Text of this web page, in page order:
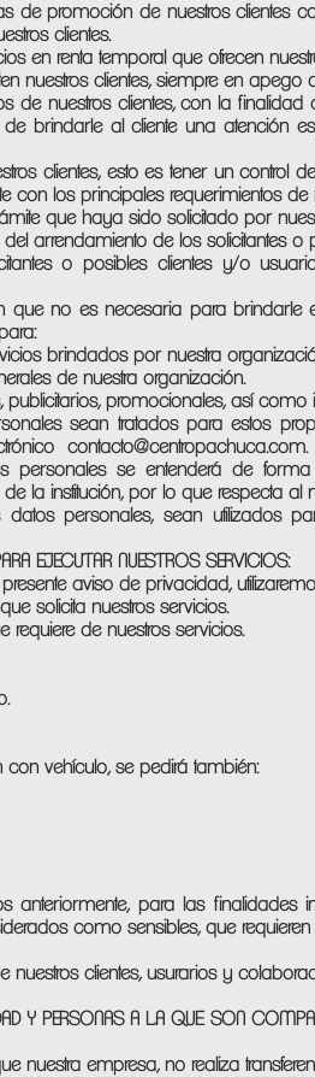
de promoción de nuestros clientes
clientes.
en renta temporal que ofrecen
nuestros clientes, siempre en apego
de nuestros clientes, con la
brindarle al cliente una atención
clientes, esto es tener un control
con los principales requerimientos de
que haya sido solicitado por
arrendamiento de los solicitantes o
o posibles clientes y/o
que no es necesaria para
para:
brindados por nuestra
de nuestra organización.
publicitarios, promocionales, así
sean tratados para estos
contacto@centropachuca.com.
personales se entenderá de
la institución, por lo que respecta
personales, sean utilizados
EJECUTAR NUESTROS SERVICIOS:
aviso de privacidad,
solicita nuestros servicios.
requiere de nuestros servicios.
con vehículo, se pedirá también:
para las finalidades
como sensibles, que
clientes, usurarios y
Y PERSONAS A LA QUE SON
nuestra empresa, no realiza